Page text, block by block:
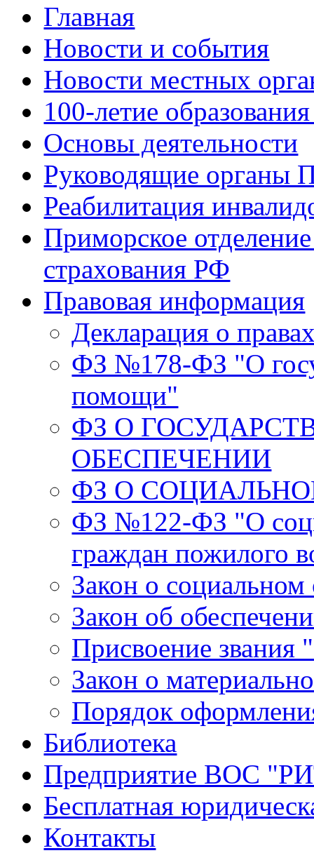
Главная
Новости и события
Новости местных
100-летие
Основы деятельности
Руководящие органы
Реабилитация
Приморское
страхования РФ
Правовая информация
Декларация о
ФЗ №178-ФЗ "О
помощи"
ФЗ О
ОБЕСПЕЧЕНИИ
ФЗ О
ФЗ №122-ФЗ "О
граждан пожилого
Закон о
Закон об
Присвоение звания
Закон о
Порядок
Библиотека
Предприятие ВОС
Бесплатная
Контакты